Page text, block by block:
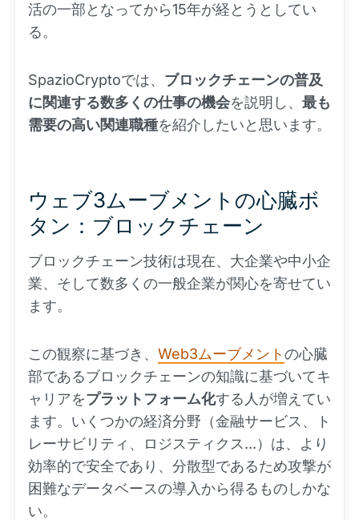
活の一部となってから15年が経とうとしてい
る。
SpazioCryptoでは、 ブロックチェーンの普及
に関連する数多くの仕事の機会を説明し、 最も
需要の高い関連職種を紹介したいと思います。
ウェブ3ムーブメントの心臓ボ
タン：ブロックチェーン
ブロックチェーン技術は現在、大企業や中小企
業、そして数多くの一般企業が関心を寄せてい
ます。
この観察に基づき、 Web3ムーブメントの心臓
部であるブロックチェーンの知識に基づいてキ
ャリアをプラットフォーム化する人が増えてい
ます。いくつかの経済分野（金融サービス、ト
レーサビリティ、ロジスティクス...）は、より
効率的で安全であり、分散型であるため攻撃が
困難なデータベースの導入から得るものしかな
い。